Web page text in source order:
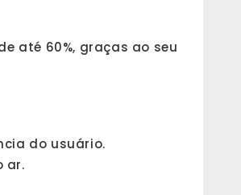
até 60%, graças ao seu
do usuário.
ar.